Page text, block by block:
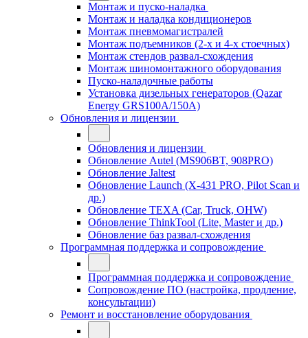
Монтаж и пуско-наладка
Монтаж и наладка кондиционеров
Монтаж пневмомагистралей
Монтаж подъемников (2-х и 4-х стоечных)
Монтаж стендов развал-схождения
Монтаж шиномонтажного оборудования
Пуско-наладочные работы
Установка дизельных генераторов (Qazar
Energy GRS100A/150A)
Обновления и лицензии
Обновления и лицензии
Обновление Autel (MS906BT, 908PRO)
Обновление Jaltest
Обновление Launch (X-431 PRO, Pilot Scan и
др.)
Обновление TEXA (Car, Truck, OHW)
Обновление ThinkTool (Lite, Master и др.)
Обновление баз развал-схождения
Программная поддержка и сопровождение
Программная поддержка и сопровождение
Сопровождение ПО (настройка, продление,
консультации)
Ремонт и восстановление оборудования